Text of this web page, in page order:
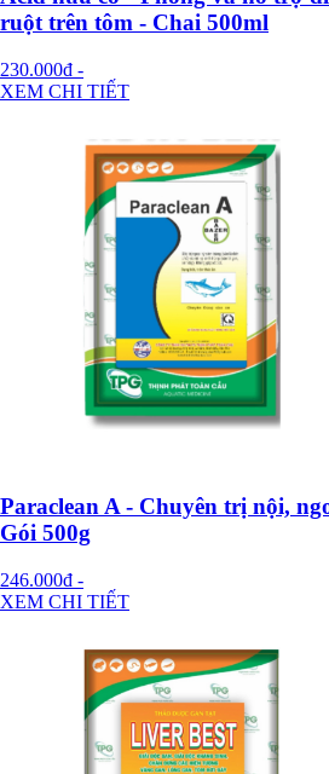
ruột trên tôm - Chai 500ml
230.000đ -
XEM CHI TIẾT
Paraclean A - Chuyên trị nội,
Gói 500g
246.000đ -
XEM CHI TIẾT